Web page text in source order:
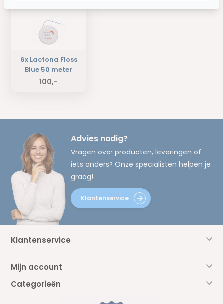
6x Lactona Floss
Blue 50 meter
100,-
Advies nodig?
Vragen over producten, leveringen of
iets anders? Onze specialisten helpen je
graag!
Klantenservice
Klantenservice
Mijn account
Categorieën